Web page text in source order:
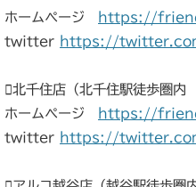
ホームページ
https://
twitter https://
北千住店（北千住駅徒歩圏内
ホームページ
https://
twitter https://